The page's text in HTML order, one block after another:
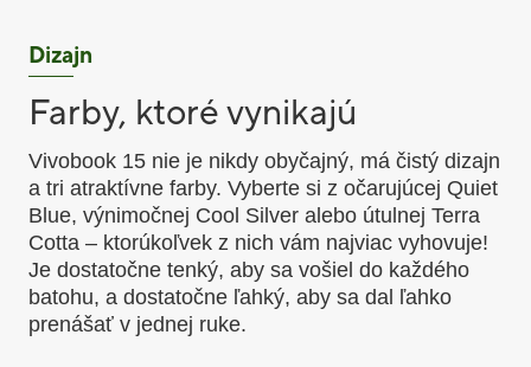
Dizajn
Farby, ktoré vynikajú
Vivobook 15 nie je nikdy obyčajný, má čistý dizajn
a tri atraktívne farby. Vyberte si z očarujúcej Quiet
Blue, výnimočnej Cool Silver alebo útulnej Terra
Cotta – ktorúkoľvek z nich vám najviac vyhovuje!
Je dostatočne tenký, aby sa vošiel do každého
batohu, a dostatočne ľahký, aby sa dal ľahko
prenášať v jednej ruke.